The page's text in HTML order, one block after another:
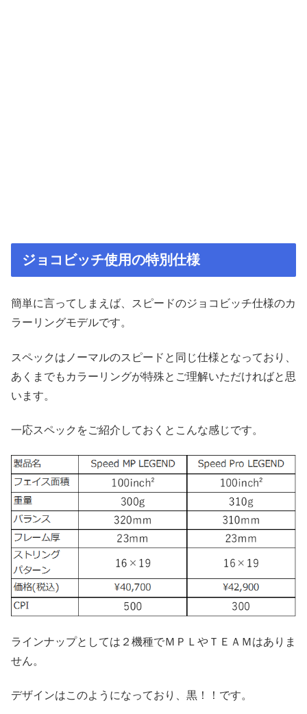
ジョコビッチ使用の特別仕様
簡単に言ってしまえば、スピードのジョコビッチ仕様のカ
ラーリングモデルです。
スペックはノーマルのスピードと同じ仕様となっており、
あくまでもカラーリングが特殊とご理解いただければと思
います。
一応スペックをご紹介しておくとこんな感じです。
ラインナップとしては２機種でＭＰＬやＴＥＡＭはありま
せん。
デザインはこのようになっており、黒！！です。